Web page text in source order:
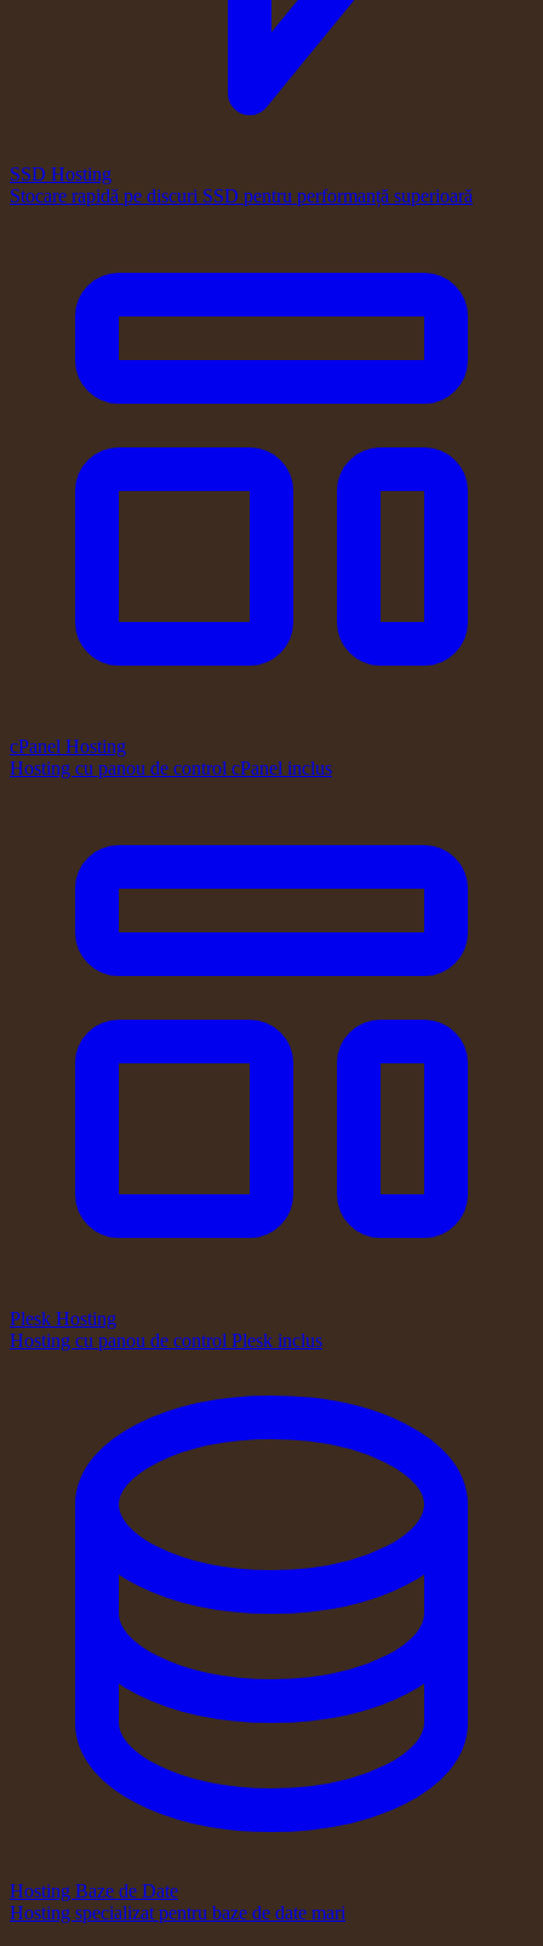
SSD Hosting
Stocare rapidă pe discuri SSD pentru performanță superioară
cPanel Hosting
Hosting cu panou de control cPanel inclus
Plesk Hosting
Hosting cu panou de control Plesk inclus
Hosting Baze de Date
Hosting specializat pentru baze de date mari